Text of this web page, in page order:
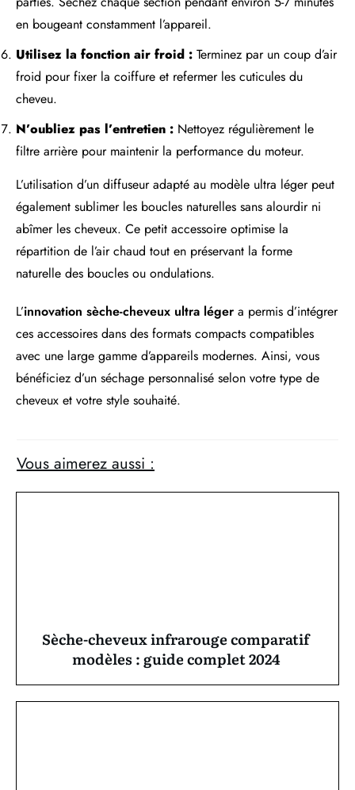
en bougeant constamment l’appareil.
Utilisez la fonction air froid : Terminez par un coup d’air
froid pour fixer la coiffure et refermer les cuticules du
cheveu.
N’oubliez pas l’entretien : Nettoyez régulièrement le
filtre arrière pour maintenir la performance du moteur.
L’utilisation d’un diffuseur adapté au modèle ultra léger peut
également sublimer les boucles naturelles sans alourdir ni
abîmer les cheveux. Ce petit accessoire optimise la
répartition de l’air chaud tout en préservant la forme
naturelle des boucles ou ondulations.
L’innovation sèche-cheveux ultra léger a permis d’intégrer
ces accessoires dans des formats compacts compatibles
avec une large gamme d’appareils modernes. Ainsi, vous
bénéficiez d’un séchage personnalisé selon votre type de
cheveux et votre style souhaité.
Vous aimerez aussi :
Sèche-cheveux infrarouge comparatif
modèles : guide complet 2024